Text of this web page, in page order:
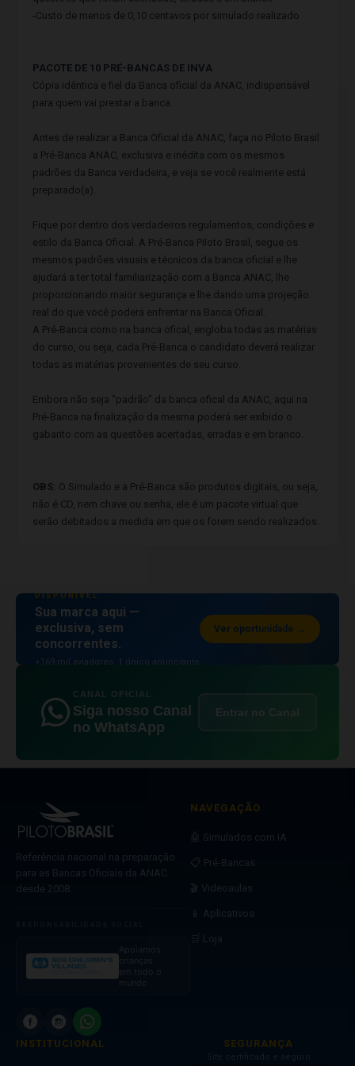
-Custo de menos de 0,10 centavos por simulado realizado
PACOTE DE 10 PRÉ-BANCAS DE INVA
Cópia idêntica e fiel da Banca oficial da ANAC, indispensável
para quem vai prestar a banca.
Antes de realizar a Banca Oficial da ANAC, faça no Piloto Brasil
a Pré-Banca ANAC, exclusiva e inédita com os mesmos
padrões da Banca verdadeira, e veja se você realmente está
preparado(a).
Fique por dentro dos verdadeiros regulamentos, condições e
estilo da Banca Oficial. A Pré-Banca Piloto Brasil, segue os
mesmos padrões visuais e técnicos da banca oficial e lhe
ajudará a ter total familiarização com a Banca ANAC, lhe
proporcionando maior segurança e lhe dando uma projeção
real do que você poderá enfrentar na Banca Oficial.
A Pré-Banca como na banca ofical, engloba todas as matérias
do curso, ou seja, cada Pré-Banca o candidato deverá realizar
todas as matérias provenientes de seu curso.
Embora não seja "padrão" da banca ofical da ANAC, aqui na
Pré-Banca na finalização da mesma poderá ser exibido o
gabarito com as questões acertadas, erradas e em branco.
OBS: O Simulado e a Pré-Banca são produtos digitais, ou seja,
não é CD, nem chave ou senha, ele é um pacote virtual que
serão debitados a medida em que os forem sendo realizados.
DISPONÍVEL
Sua marca aqui —
exclusiva, sem
concorrentes.
+169 mil aviadores. 1 único anunciante
Ver oportunidade →
CANAL OFICIAL
Siga nosso Canal
no WhatsApp
Entrar no Canal
Referência nacional na preparação
para as Bancas Oficiais da ANAC
desde 2008.
Apoiamos
crianças
em todo o
mundo
NAVEGAÇÃO
🤖 Simulados com IA
📋 Pré-Bancas
🎬 Videoaulas
📱 Aplicativos
🛒 Loja
INSTITUCIONAL SEGURANÇA
Site certificado e seguro